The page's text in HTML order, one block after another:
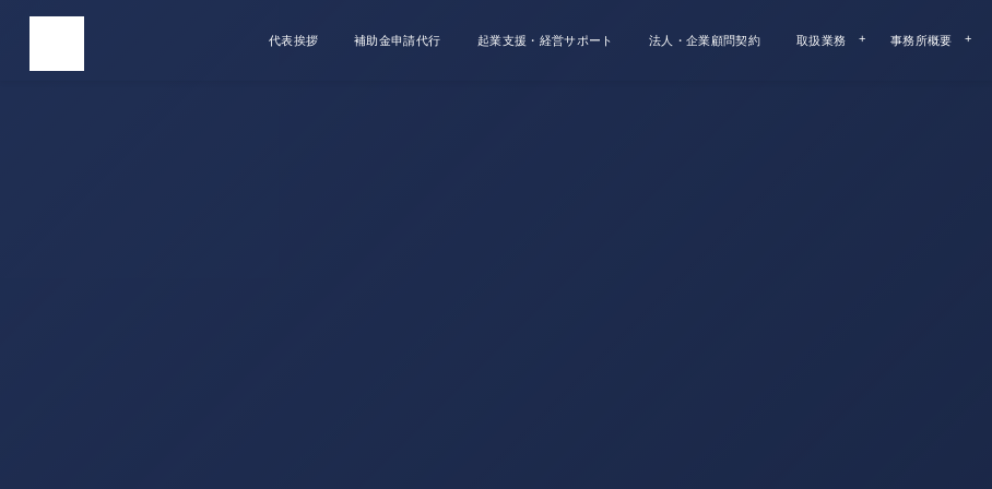
代表挨拶 補助金申請代行 起業支援・経営サポート 法人・企業顧問契約 取扱業務 事務所概要